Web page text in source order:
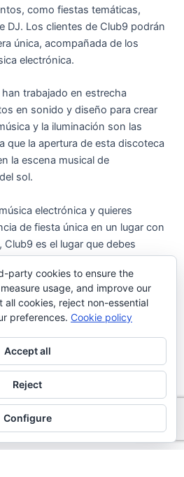
como fiestas temáticas,
DJ. Los clientes de Club9 podrán
única, acompañada de los
electrónica.
trabajado en estrecha
en sonido y diseño para crear
y la iluminación son las
que la apertura de esta discoteca
la escena musical de
sol.
electrónica y quieres
de fiesta única en un lugar con
es el lugar que debes
sobre los próximos
Next Post
party cookies to ensure the
usage, and improve our
all cookies, reject non-essential
preferences. Cookie policy
Accept all
Reject
Configure